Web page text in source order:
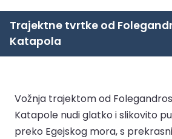
Trajektne tvrtke od
Katapola
Vožnja trajektom od
Katapole nudi glatko i slikovito
preko Egejskog mora, s